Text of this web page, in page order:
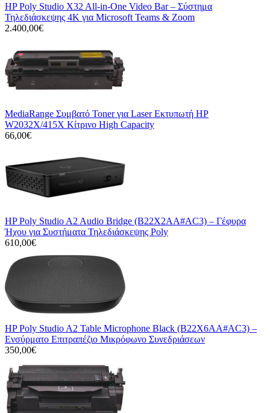
HP Poly Studio X32 All-in-One Video Bar – Σύστημα
Τηλεδιάσκεψης 4K για Microsoft Teams & Zoom
2.400,00€
MediaRange Συμβατό Toner για Laser Εκτυπωτή HP
W2032X/415X Κίτρινο High Capacity
66,00€
HP Poly Studio A2 Audio Bridge (B22X2AA#AC3) – Γέφυρα
Ήχου για Συστήματα Τηλεδιάσκεψης Poly
610,00€
HP Poly Studio A2 Table Microphone Black (B22X6AA#AC3) –
Ενσύρματο Επιτραπέζιο Μικρόφωνο Συνεδριάσεων
350,00€